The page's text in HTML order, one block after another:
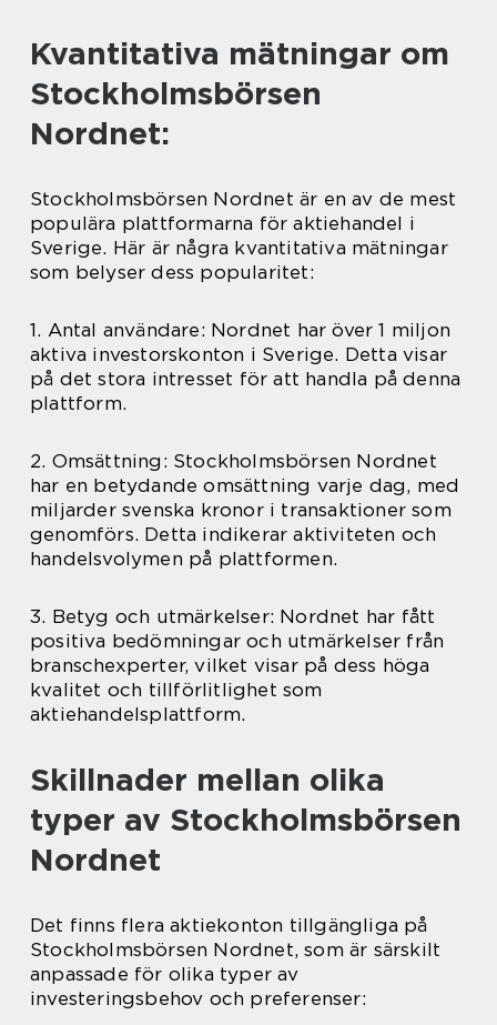
Kvantitativa mätningar om
Stockholmsbörsen
Nordnet:
Stockholmsbörsen Nordnet är en av de mest
populära plattformarna för aktiehandel i
Sverige. Här är några kvantitativa mätningar
som belyser dess popularitet:
1. Antal användare: Nordnet har över 1 miljon
aktiva investorskonton i Sverige. Detta visar
på det stora intresset för att handla på denna
plattform.
2. Omsättning: Stockholmsbörsen Nordnet
har en betydande omsättning varje dag, med
miljarder svenska kronor i transaktioner som
genomförs. Detta indikerar aktiviteten och
handelsvolymen på plattformen.
3. Betyg och utmärkelser: Nordnet har fått
positiva bedömningar och utmärkelser från
branschexperter, vilket visar på dess höga
kvalitet och tillförlitlighet som
aktiehandelsplattform.
Skillnader mellan olika
typer av Stockholmsbörsen
Nordnet
Det finns flera aktiekonton tillgängliga på
Stockholmsbörsen Nordnet, som är särskilt
anpassade för olika typer av
investeringsbehov och preferenser: